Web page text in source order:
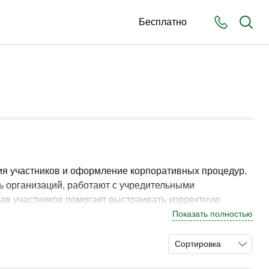
Бесплатно
участников и оформление корпоративных процедур.
работают с учредительными
участников помогает выстраивать корректную
с учредительными документами и анализа рисков
и применение методов в реальных ситуациях.
Показать полностью
Сортировка